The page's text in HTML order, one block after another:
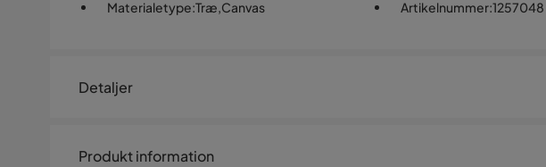
Materialetype:Træ,Canvas Artikelnummer:1257048
Detaljer
Størrelse
Produkt information